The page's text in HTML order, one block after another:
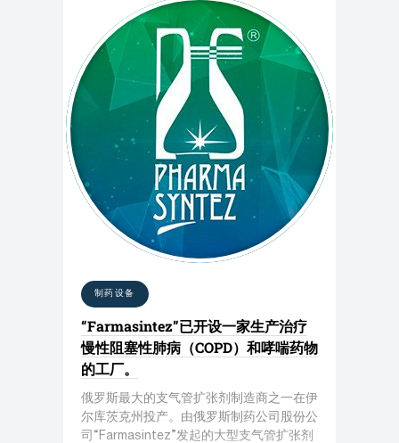
制药设备
“Farmasintez”已开设一家生产治疗
慢性阻塞性肺病（COPD）和哮喘药物
的工厂。
俄罗斯最大的支气管扩张剂制造商之一在伊
尔库茨克州投产。由俄罗斯制药公司股份公
司“Farmasintez”发起的大型支气管扩张剂